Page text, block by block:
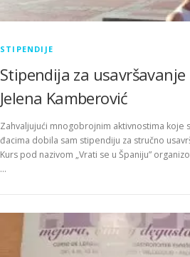
STIPENDIJE
Stipendija za
Jelena Kamberović
Zahvaljujući mnogobrojnim aktivnostima koje
đacima dobila sam stipendiju za stručno
Kurs pod nazivom „Vrati se u Španiju”
…